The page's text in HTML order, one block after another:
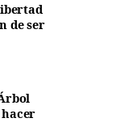
de ser